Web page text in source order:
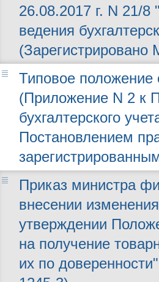
26.08.2017 г. N 21/
ведения
Типовое положение
(Приложение N 2 к
бухгалтерского
Постановлением
Приказ министра
внесении
утверждении
на получение
их по